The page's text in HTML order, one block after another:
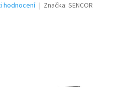
hodnocení Značka: SENCOR